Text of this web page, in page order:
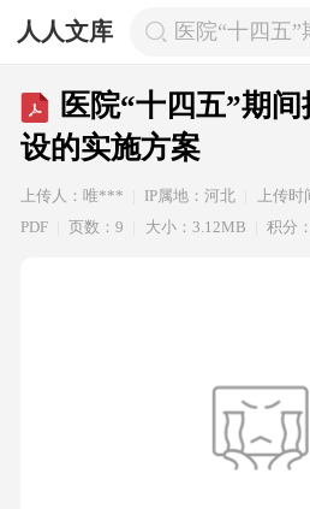
人人文库 医院“十四五
医院“十四五”期
设的实施方案
上传人：唯*** IP属地：河北 上传
PDF
页数：9 大小：3.12MB 积分